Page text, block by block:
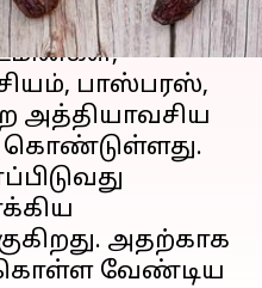
பாஸ்பரஸ்,
அத்தியாவசிய
கொண்டுள்ளது.
அதற்காக
வேண்டிய